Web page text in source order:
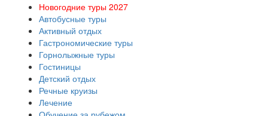
Новогодние туры 2027
Автобусные туры
Активный отдых
Гастрономические туры
Горнолыжные туры
Гостиницы
Детский отдых
Речные круизы
Лечение